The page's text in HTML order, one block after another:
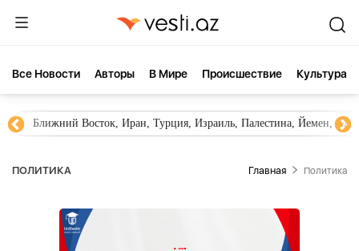
Все Новости Aвторы В Мире Происшествие Культура
Ближний Восток, Иран, Турция, Израиль, Палестина, Йемен,
ПОЛИТИКА Главная Политика